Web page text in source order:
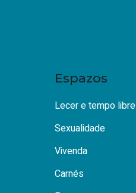
Espazos
Lecer e tempo libre
Sexualidade
Vivenda
Carnés